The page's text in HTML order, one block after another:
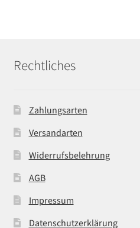
Rechtliches
Zahlungsarten
Versandarten
Widerrufsbelehrung
AGB
Impressum
Datenschutzerklärung